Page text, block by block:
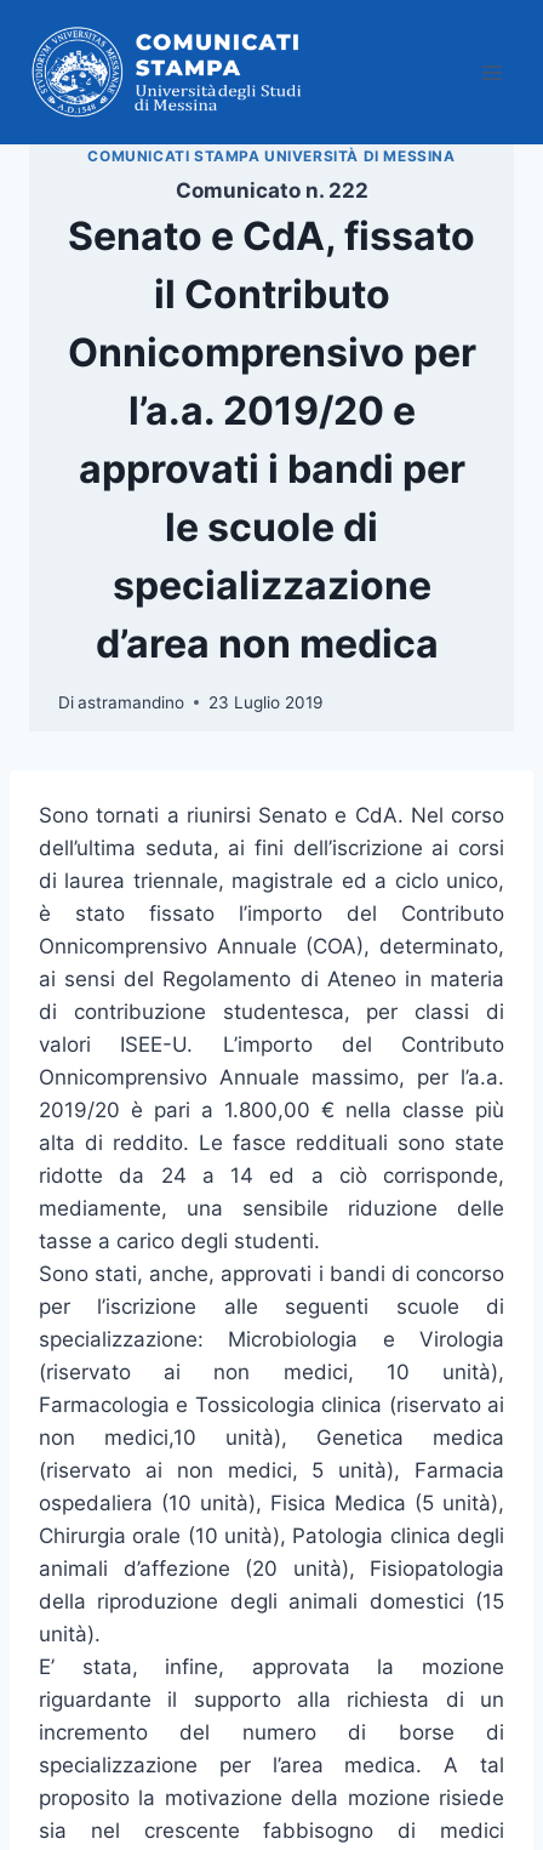
contenuto
COMUNICATI STAMPA UNIVERSITÀ DI MESSINA
Comunicato n. 222
Senato e CdA, fissato
il Contributo
Onnicomprensivo per
l’a.a. 2019/20 e
approvati i bandi per
le scuole di
specializzazione
d’area non medica
Diastramandino 23 Luglio 2019
Sono tornati a riunirsi Senato e CdA. Nel corso
dell’ultima seduta, ai fini dell’iscrizione ai corsi
di laurea triennale, magistrale ed a ciclo unico,
è stato fissato l’importo del Contributo
Onnicomprensivo Annuale (COA), determinato,
ai sensi del Regolamento di Ateneo in materia
di contribuzione studentesca, per classi di
valori ISEE-U. L’importo del Contributo
Onnicomprensivo Annuale massimo, per l’a.a.
2019/20 è pari a 1.800,00 € nella classe più
alta di reddito. Le fasce reddituali sono state
ridotte da 24 a 14 ed a ciò corrisponde,
mediamente, una sensibile riduzione delle
tasse a carico degli studenti.
Sono stati, anche, approvati i bandi di concorso
per l’iscrizione alle seguenti scuole di
specializzazione: Microbiologia e Virologia
(riservato ai non medici, 10 unità),
Farmacologia e Tossicologia clinica (riservato ai
non medici,10 unità), Genetica medica
(riservato ai non medici, 5 unità), Farmacia
ospedaliera (10 unità), Fisica Medica (5 unità),
Chirurgia orale (10 unità), Patologia clinica degli
animali d’affezione (20 unità), Fisiopatologia
della riproduzione degli animali domestici (15
unità).
E’ stata, infine, approvata la mozione
riguardante il supporto alla richiesta di un
incremento del numero di borse di
specializzazione per l’area medica. A tal
proposito la motivazione della mozione risiede
sia nel crescente fabbisogno di medici